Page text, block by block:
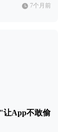
7个月前
让App不敢偷